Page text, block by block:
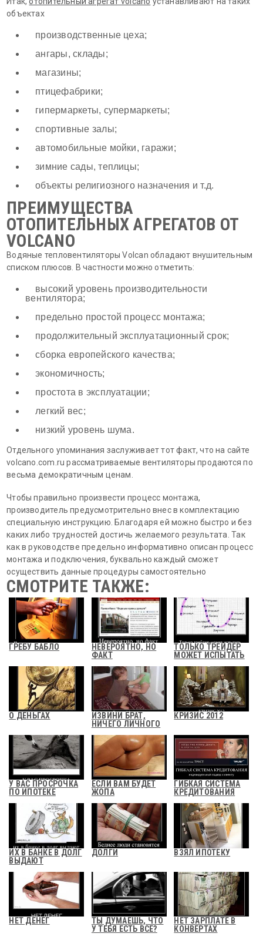
объектах
производственные цеха;
ангары, склады;
магазины;
птицефабрики;
гипермаркеты, супермаркеты;
спортивные залы;
автомобильные мойки, гаражи;
зимние сады, теплицы;
объекты религиозного назначения и т.д.
ПРЕИМУЩЕСТВА
ОТОПИТЕЛЬНЫХ АГРЕГАТОВ ОТ
VOLCANO
Водяные тепловентиляторы Volcan обладают внушительным
списком плюсов. В частности можно отметить:
высокий уровень производительности
вентилятора;
предельно простой процесс монтажа;
продолжительный эксплуатационный срок;
сборка европейского качества;
экономичность;
простота в эксплуатации;
легкий вес;
низкий уровень шума.
Отдельного упоминания заслуживает тот факт, что на сайте
volcano.com.ru рассматриваемые вентиляторы продаются по
весьма демократичным ценам.
Чтобы правильно произвести процесс монтажа,
производитель предусмотрительно внес в комплектацию
специальную инструкцию. Благодаря ей можно быстро и без
каких либо трудностей достичь желаемого результата. Так
как в руководстве предельно информативно описан процесс
монтажа и подключения, буквально каждый сможет
осуществить данные процедуры самостоятельно
СМОТРИТЕ ТАКЖЕ:
ГРЕБУ БАБЛО
НЕВЕРОЯТНО, НО
ФАКТ
ТОЛЬКО ТРЕЙДЕР
МОЖЕТ ИСПЫТАТЬ
О ДЕНЬГАХ
ИЗВИНИ БРАТ,
НИЧЕГО ЛИЧНОГО
КРИЗИС 2012
У ВАС ПРОСРОЧКА
ПО ИПОТЕКЕ
ЕСЛИ ВАМ БУДЕТ
ЖОПА
ГИБКАЯ СИСТЕМА
КРЕДИТОВАНИЯ
ИХ В БАНКЕ В ДОЛГ
ВЫДАЮТ
ДОЛГИ ВЗЯЛ ИПОТЕКУ
НЕТ ДЕНЕГ
ТЫ ДУМАЕШЬ, ЧТО
У ТЕБЯ ЕСТЬ ВСЕ?
НЕТ ЗАРПЛАТЕ В
КОНВЕРТАХ